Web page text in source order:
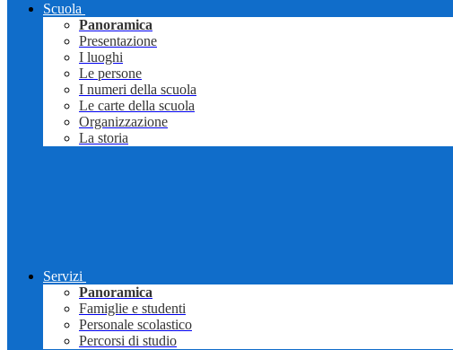
Scuola
Panoramica
Presentazione
I luoghi
Le persone
I numeri della scuola
Le carte della scuola
Organizzazione
La storia
Servizi
Panoramica
Famiglie e studenti
Personale scolastico
Percorsi di studio